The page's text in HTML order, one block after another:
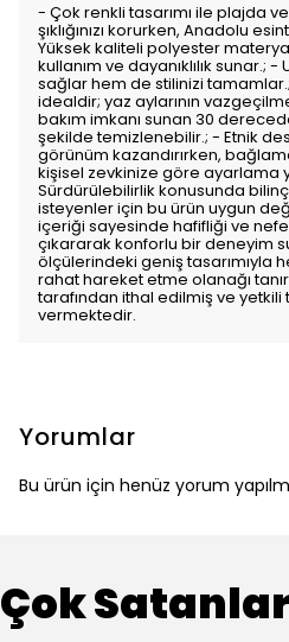
- Çok renkli tasarımı ile plajda
şıklığınızı korurken, Anadolu
Yüksek kaliteli polyester
kullanım ve dayanıklılık sunar.;
sağlar hem de stilinizi
idealdir; yaz aylarının
bakım imkanı sunan 30
şekilde temizlenebilir.; - Etnik
görünüm kazandırırken,
kişisel zevkinize göre ayarlama
Sürdürülebilirlik konusunda
isteyenler için bu ürün uygun
içeriği sayesinde hafifliği ve
çıkararak konforlu bir deneyim
ölçülerindeki geniş tasarımıyla
rahat hareket etme olanağı
tarafından ithal edilmiş ve
vermektedir.
Yorumlar
Bu ürün için henüz yorum
Çok